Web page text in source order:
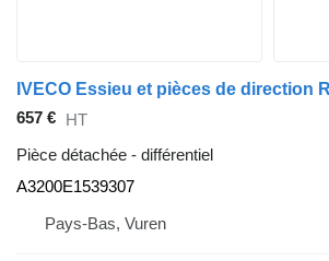
657 € HT
Pièce détachée - différentiel
A3200E1539307
Pays-Bas, Vuren